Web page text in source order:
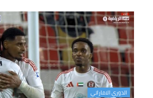
الدوري الاماراتي